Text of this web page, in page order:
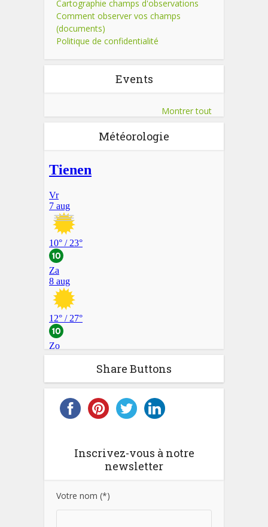
Cartographie champs d'observations
Comment observer vos champs
(documents)
Politique de confidentialité
Events
Montrer tout
Météorologie
Share Buttons
Inscrivez-vous à notre
newsletter
Votre nom (*)